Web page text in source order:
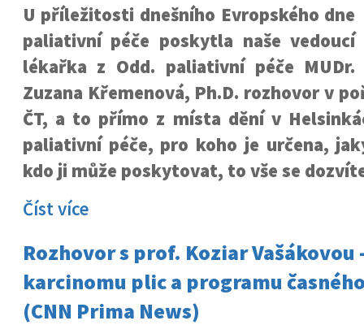
U příležitosti dnešního Evropského dne
paliativní péče poskytla naše vedoucí
lékařka z Odd. paliativní péče MUDr.
Zuzana Křemenová, Ph.D. rozhovor v
ČT, a to přímo z místa dění v
paliativní péče, pro koho je určena,
kdo ji může poskytovat, to vše se
Číst více
Rozhovor s prof. Koziar Vašákovou
karcinomu plic a programu
(CNN Prima News)